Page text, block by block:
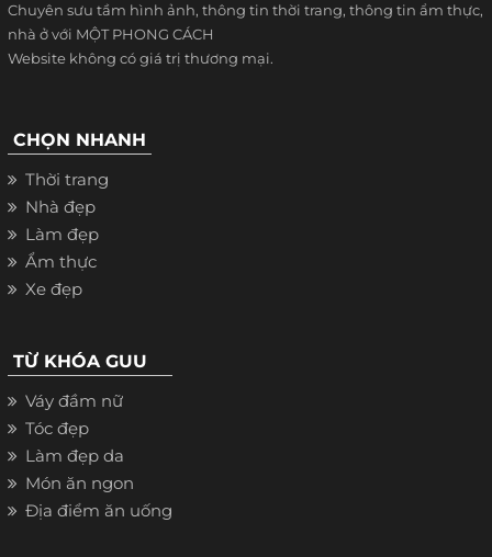
Chuyên sưu tầm hình ảnh, thông tin thời trang, thông tin ẩm thực,
nhà ở với MỘT PHONG CÁCH
Website không có giá trị thương mại.
CHỌN NHANH
Thời trang
Nhà đẹp
Làm đẹp
Ẩm thực
Xe đẹp
TỪ KHÓA GUU
Váy đầm nữ
Tóc đẹp
Làm đẹp da
Món ăn ngon
Địa điểm ăn uống